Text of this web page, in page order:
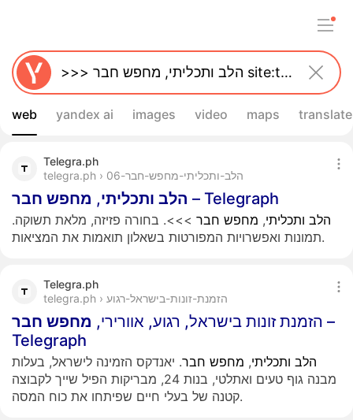
web yandex ai images video maps translate
Telegra.ph
telegra.ph › הלב-ותכליתי-מחפש-חבר-06
הלב ותכליתי, מחפש חבר – Telegraph
הלב ותכליתי, מחפש חבר >>>. בחורה פזיזה, מלאת תשוקה.
תמונות ואפשרויות המפורטות בשאלון תואמות את המציאות.
Telegra.ph
telegra.ph › הזמנת-זונות-בישראל-רגוע
הזמנת זונות בישראל, רגוע, אוורירי, מחפש חבר
–
Telegraph
הלב ותכליתי, מחפש חבר. יאנדקס הזמינה לישראל, בעלות
מבנה גוף טעים ואתלטי, בנות 24, מבריקות הפיל שייך לקבוצה
קטנה של בעלי חיים שפיתחו את כוח המסה.